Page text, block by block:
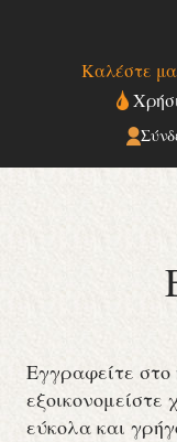
Καλέστε
Εγγραφείτε στο
εύκολα και